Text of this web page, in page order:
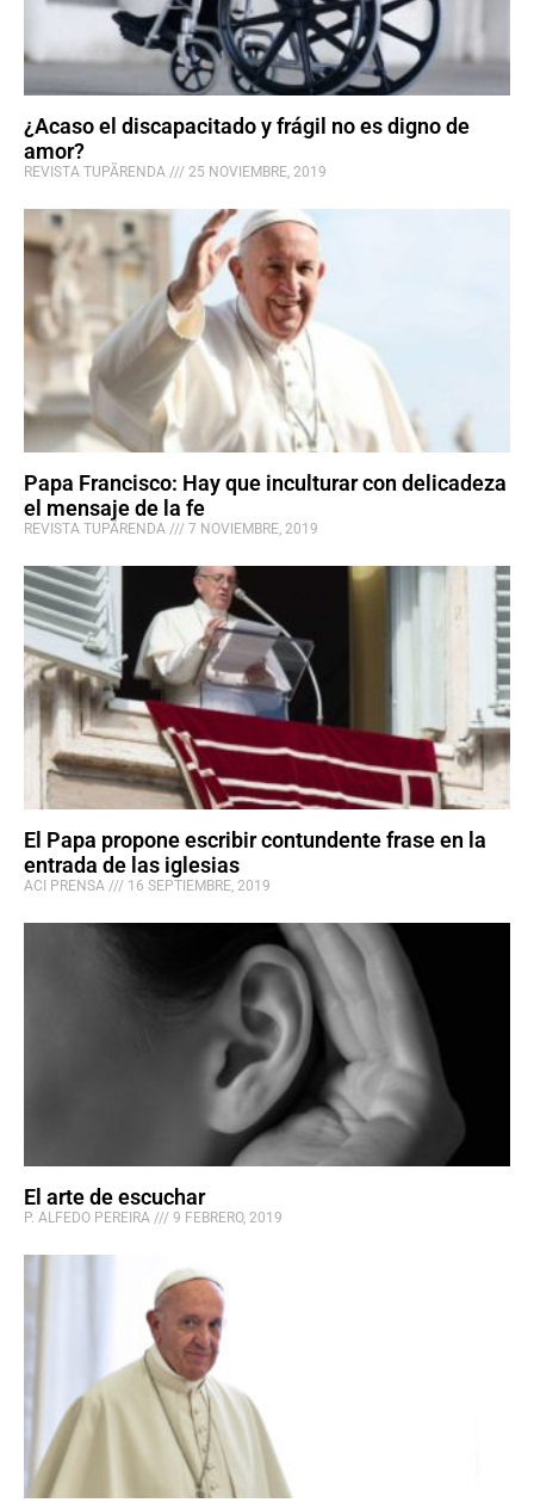
¿Acaso el discapacitado y frágil no es digno de
amor?
REVISTA TUPÃRENDA 25 NOVIEMBRE, 2019
Papa Francisco: Hay que inculturar con delicadeza
el mensaje de la fe
REVISTA TUPÃRENDA 7 NOVIEMBRE, 2019
El Papa propone escribir contundente frase en la
entrada de las iglesias
ACI PRENSA 16 SEPTIEMBRE, 2019
El arte de escuchar
P. ALFEDO PEREIRA 9 FEBRERO, 2019